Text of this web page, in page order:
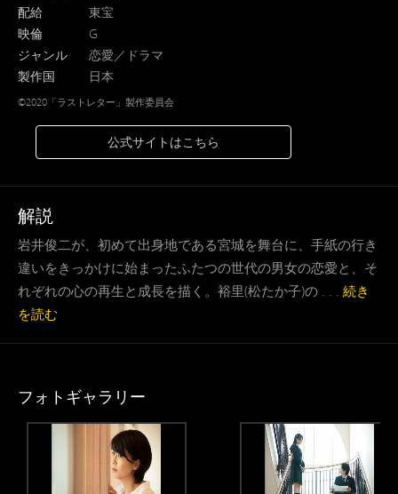
配給
東宝
映倫
G
ジャンル
恋愛／ドラマ
製作国
日本
©️2020「ラストレター」製作委員会
公式サイトはこちら
解説
岩井俊二が、初めて出身地である宮城を舞台に、手紙の行き
違いをきっかけに始まったふたつの世代の男女の恋愛と、そ
れぞれの心の再生と成長を描く。裕里(松たか子)の . . . 続き
を読む
フォトギャラリー